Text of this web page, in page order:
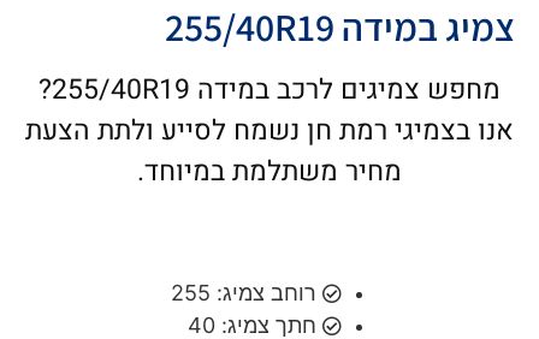
צמיג במידה 255/40R19
מחפש צמיגים לרכב במידה 255/40R19?
אנו בצמיגי רמת חן נשמח לסייע ולתת הצעת
מחיר משתלמת במיוחד.
רוחב צמיג: 255
חתך צמיג: 40